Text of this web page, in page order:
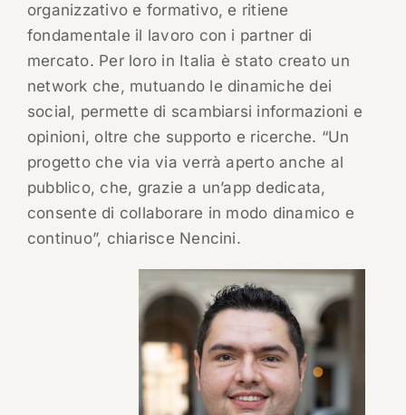
organizzativo e formativo, e ritiene
fondamentale il lavoro con i partner di
mercato. Per loro in Italia è stato creato un
network che, mutuando le dinamiche dei
social, permette di scambiarsi informazioni e
opinioni, oltre che supporto e ricerche. “Un
progetto che via via verrà aperto anche al
pubblico, che, grazie a un’app dedicata,
consente di collaborare in modo dinamico e
continuo”, chiarisce Nencini.